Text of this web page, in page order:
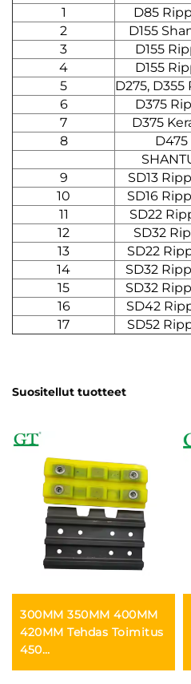
1
D85
2
D155
3
D155
4
D155
5
D275, D355
6
D375
7
D375
8
9
SD13
10
SD16
11
SD22
12
SD32
13
SD22
14
SD32
15
SD32
16
SD42
17
SD52
Suositellut tuotteet
300MM 350MM 400MM
420MM Tehdas Toimitus
450